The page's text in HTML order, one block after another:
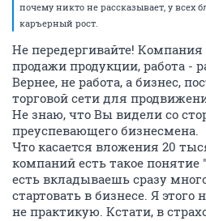
почему никто не рассказывает, у всех
каръерный рост.
Не передергивайте!
продажи продукции, работа -
Вернее, не работа, а бизнес,
торговой сети для
Не знаю, что Вы видели со
преуспевающего бизнесмена.
Что касается вложения 20
компаний есть такое понятие
есть вкладываешь сразу
стартовать в бизнесе. Я этого
не практикую. Кстати, в